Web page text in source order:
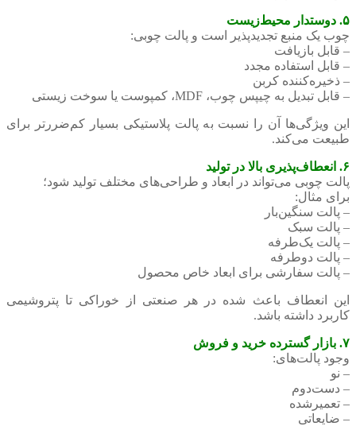
۵. دوستدار محیط‌زیست
چوب یک منبع تجدیدپذیر است و پالت چوبی:
– قابل بازیافت
– قابل استفاده مجدد
– ذخیره‌کننده کربن
– قابل تبدیل به چیپس چوب، MDF، کمپوست یا سوخت زیستی
این ویژگی‌ها آن را نسبت به پالت پلاستیکی بسیار کم‌ضررتر برای
طبیعت می‌کند.
۶. انعطاف‌پذیری بالا در تولید
پالت چوبی می‌تواند در ابعاد و طراحی‌های مختلف تولید شود؛
برای مثال:
– پالت سنگین‌بار
– پالت سبک
– پالت یک‌طرفه
– پالت دوطرفه
– پالت سفارشی برای ابعاد خاص محصول
این انعطاف باعث شده در هر صنعتی از خوراکی تا پتروشیمی
کاربرد داشته باشد.
۷. بازار گسترده خرید و فروش
وجود پالت‌های:
– نو
– دست‌دوم
– تعمیرشده
– ضایعاتی